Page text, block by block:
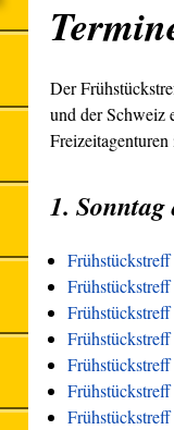
Der
und der Schweiz
1.